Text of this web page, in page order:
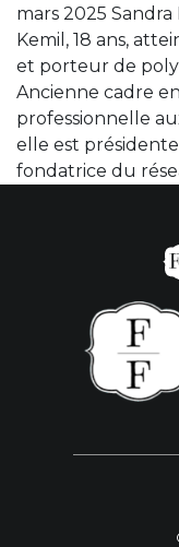
mars 2025
Kemil, 18 ans,
et porteur de
Ancienne cadre
professionnelle
elle est présidente
fondatrice du